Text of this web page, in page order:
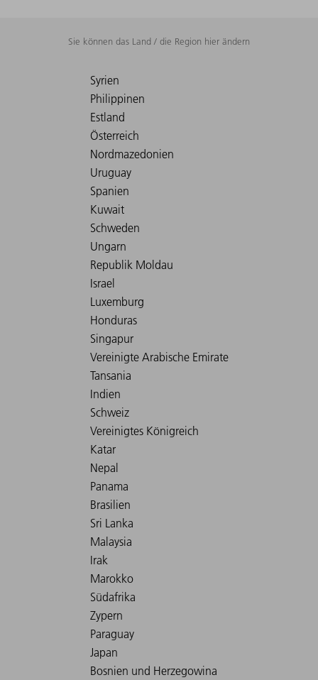
Sie können das Land / die Region hier ändern